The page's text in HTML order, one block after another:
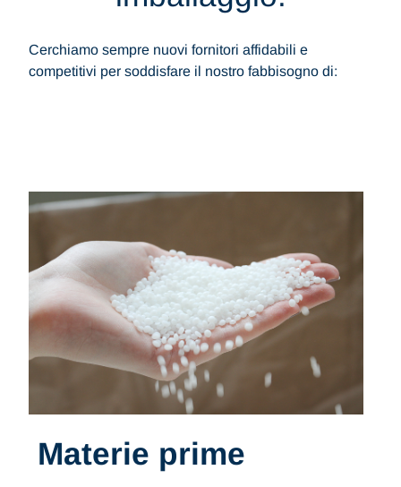
Cerchiamo sempre nuovi fornitori affidabili e
competitivi per soddisfare il nostro fabbisogno di:
Materie prime